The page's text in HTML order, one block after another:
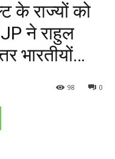
के राज्यों को
ने राहुल
भारतीयों…
0
98